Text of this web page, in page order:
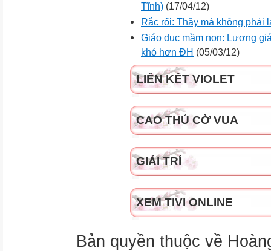
Tĩnh) (17/04/12)
Rắc rối: Thầy mà không phải
Giáo dục mầm non: Lương
khó hơn ĐH (05/03/12)
LIÊN KẾT VIOLET
CAO THỦ CỜ VUA
GIẢI TRÍ
XEM TIVI ONLINE
Bản quyền thuộc về